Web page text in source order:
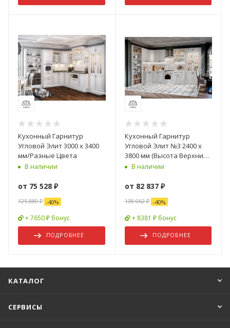
Кухонный Гарнитур
Угловой Элит 3000 х 3400
мм/Разные Цвета
В наличии
от 75 528 ₽
125 880 ₽ -40%
+ 7650 ₽ бонус
ПОДРОБНЕЕ
Кухонный Гарнитур
Угловой Элит №3 2400 х
3800 мм (Высота Верхних
Ящиков-900 мм)/Разные
В наличии
от 82 837 ₽
138 062 ₽ -40%
+ 8381 ₽ бонус
ПОДРОБНЕЕ
КАТАЛОГ
СЕРВИСЫ